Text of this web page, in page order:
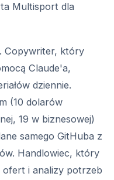
Multisport dla
Copywriter, który
Claude'a,
dziennie.
(10 dolarów
19 w biznesowej)
samego GitHuba z
Handlowiec, który
i analizy potrzeb